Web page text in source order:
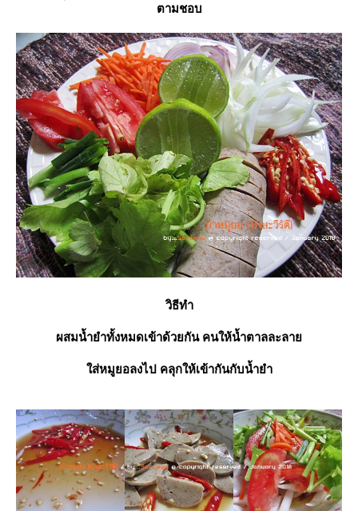
ตามชอบ
วิธีทำ
ผสมน้ำยำทั้งหมดเข้าด้วยกัน คนให้น้ำตาลละลา
ส่หมูยอลงไป คลุกให้เข้ากันกับน้ำยำ